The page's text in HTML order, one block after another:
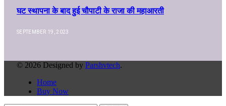
घट स्थापना के बाद हुई चौपाटी के राजा की महाआरती
SEPTEMBER 19, 2023
© 2026 Designed by Parshvtech.
Home
Buy Now